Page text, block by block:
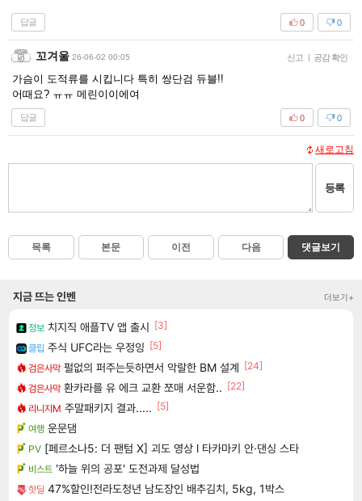
답글 0
0
꼬겨울 26-06-02 00:05 신고 | 공감 확인
가슴이 도적류를 시킵니다 특히 쌍단검 듀블!!
어때요? ㅠㅠ 메린이이에여
답글 0
0
새로고침
등록
목록 본문 이전 다음 댓글보기
지금 뜨는 인벤 더보기+
정보 치지직 애플TV 앱 출시 [3]
클립 주식 UFC라는 우정잉 [5]
검은사막 펄없의 퍼주는듯하면서 악랄한 BM 설계 [24]
검은사막 환카라를 유 에크 교환 쪼매 서운함.. [22]
리니지M 주말패키지 결과..... [5]
여행 운문댐
PV [페르소나5: 더 팬텀 X] 괴도 영상 l 타카마키 안·댄싱 스타
비스트 '하늘 위의 공포' 도전과제 달성법
핫딜 47%할인!전라도청년 남도장인 배추김치, 5kg, 1박스